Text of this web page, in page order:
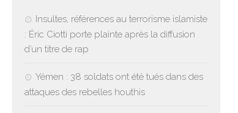
Insultes, références au terrorisme islamiste
: Éric Ciotti porte plainte après la diffusion
d’un titre de rap
Yémen : 38 soldats ont été tués dans des
attaques des rebelles houthis